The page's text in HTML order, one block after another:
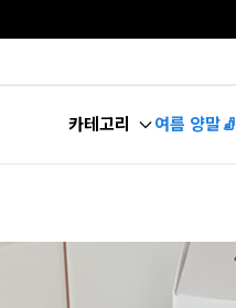
카테고리 여름 양말🧦